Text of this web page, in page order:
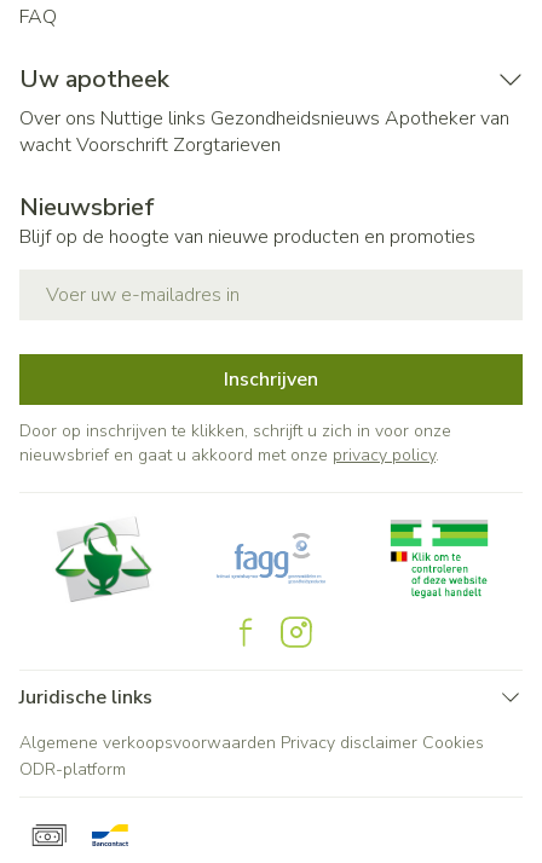
FAQ
Uw apotheek
Over ons Nuttige links Gezondheidsnieuws Apotheker van
wachtVoorschrift Zorgtarieven
Nieuwsbrief
Blijf op de hoogte van nieuwe producten en promoties
Inschrijven
Door op inschrijven te klikken, schrijft u zich in voor onze
nieuwsbrief en gaat u akkoord met onze privacy policy.
Juridische links
Algemene verkoopsvoorwaarden Privacy disclaimer Cookies
ODR-platform